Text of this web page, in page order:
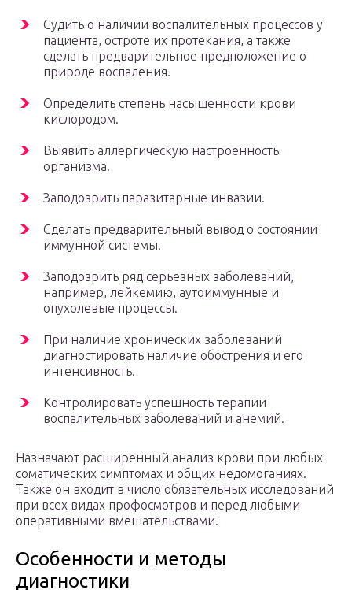
Судить о наличии воспалительных процессов у
пациента, остроте их протекания, а также
сделать предварительное предположение о
природе воспаления.
Определить степень насыщенности крови
кислородом.
Выявить аллергическую настроенность
организма.
Заподозрить паразитарные инвазии.
Сделать предварительный вывод о состоянии
иммунной системы.
Заподозрить ряд серьезных заболеваний,
например, лейкемию, аутоиммунные и
опухолевые процессы.
При наличие хронических заболеваний
диагностировать наличие обострения и его
интенсивность.
Контролировать успешность терапии
воспалительных заболеваний и анемий.
Назначают расширенный анализ крови при любых
соматических симптомах и общих недомоганиях.
Также он входит в число обязательных исследований
при всех видах профосмотров и перед любыми
оперативными вмешательствами.
Особенности и методы
диагностики